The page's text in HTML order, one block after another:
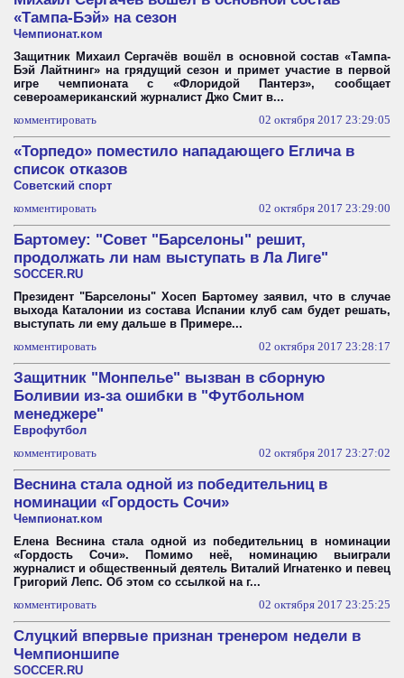
«Тампа-Бэй» на сезон
Чемпионат.ком
Защитник Михаил Сергачёв вошёл в основной состав «Тампа-
Бэй Лайтнинг» на грядущий сезон и примет участие в первой
игре чемпионата с «Флоридой Пантерз», сообщает
североамериканский журналист Джо Смит в...
комментировать
02 октября 2017 23:29:05
«Торпедо» поместило нападающего Еглича в
список отказов
Советский спорт
комментировать
02 октября 2017 23:29:00
Бартомеу: "Совет "Барселоны" решит,
продолжать ли нам выступать в Ла Лиге"
SOCCER.RU
Президент "Барселоны" Хосеп Бартомеу заявил, что в случае
выхода Каталонии из состава Испании клуб сам будет решать,
выступать ли ему дальше в Примере...
комментировать
02 октября 2017 23:28:17
Защитник "Монпелье" вызван в сборную
Боливии из-за ошибки в "Футбольном
менеджере"
Еврофутбол
комментировать
02 октября 2017 23:27:02
Веснина стала одной из победительниц в
номинации «Гордость Сочи»
Чемпионат.ком
Елена Веснина стала одной из победительниц в номинации
«Гордость Сочи». Помимо неё, номинацию выиграли
журналист и общественный деятель Виталий Игнатенко и певец
Григорий Лепс. Об этом со ссылкой на г...
комментировать
02 октября 2017 23:25:25
Слуцкий впервые признан тренером недели в
Чемпионшипе
SOCCER.RU